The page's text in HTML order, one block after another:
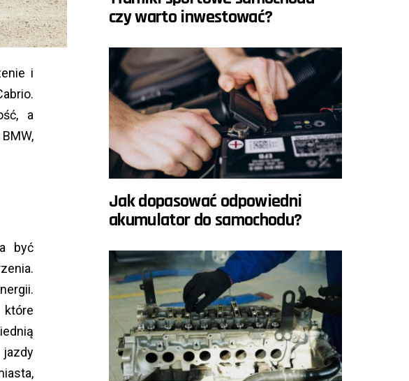
i
a
być
czy warto inwestować?
Jak dopasować odpowiedni
akumulator do samochodu?